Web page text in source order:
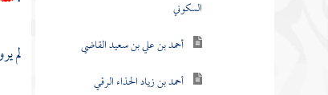
السكوني
أحمد بن علي بن سعيد القاضي
أحمد بن زياد الحذاء الرقي
لم